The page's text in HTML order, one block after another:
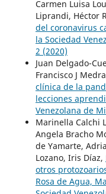
Carmen Luisa
Liprandi, Héctor
del coronavirus
la Sociedad
2 (2020)
Juan Delgado-
Francisco J
clínica de la
lecciones
Venezolana de
Marinella Calchi
Angela Bracho
de Yamarte,
Lozano, Iris Díaz,
otros
Rosa de Agua,